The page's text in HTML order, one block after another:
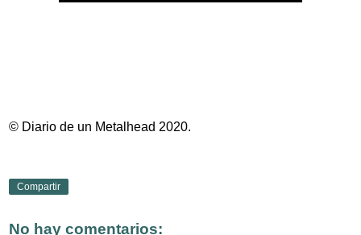
© Diario de un Metalhead 2020.
Compartir
No hay comentarios: